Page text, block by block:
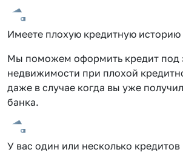
Имеете плохую кредитную историю
Мы поможем оформить кредит под
недвижимости при плохой
даже в случае когда вы уже
банка.
У вас один или несколько кредитов